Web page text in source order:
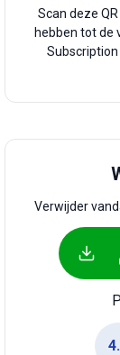
Scan deze
hebben tot de
Verwijder